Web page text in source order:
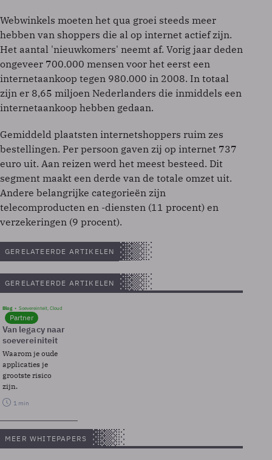
Webwinkels moeten het qua groei steeds meer
hebben van shoppers die al op internet actief zijn.
Het aantal 'nieuwkomers' neemt af. Vorig jaar deden
ongeveer 700.000 mensen voor het eerst een
internetaankoop tegen 980.000 in 2008. In totaal
zijn er 8,65 miljoen Nederlanders die inmiddels een
internetaankoop hebben gedaan.
Gemiddeld plaatsten internetshoppers ruim zes
bestellingen. Per persoon gaven zij op internet 737
euro uit. Aan reizen werd het meest besteed. Dit
segment maakt een derde van de totale omzet uit.
Andere belangrijke categorieën zijn
telecomproducten en -diensten (11 procent) en
verzekeringen (9 procent).
GERELATEERDE ARTIKELEN
GERELATEERDE ARTIKELEN
Blog Soevereinteit, Cloud
Partner
Van legacy naar
soevereiniteit
Waarom je oude
applicaties je
grootste risico
zijn.
1 min
MEER WHITEPAPERS